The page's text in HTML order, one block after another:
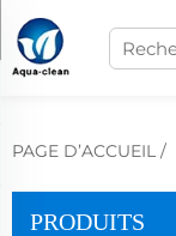
PAGE D’ACCUEIL /
PRODUITS